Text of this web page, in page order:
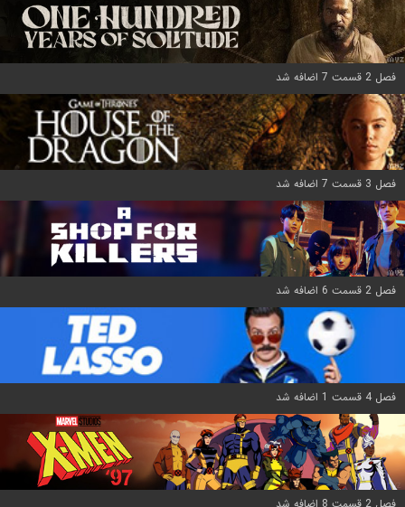
فصل 2 قسمت 7 اضافه شد
فصل 3 قسمت 7 اضافه شد
فصل 2 قسمت 6 اضافه شد
فصل 4 قسمت 1 اضافه شد